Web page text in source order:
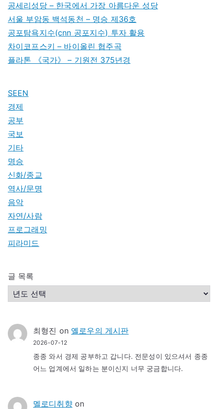
공세리성당 – 한국에서 가장 아름다운 성당
서울 부암동 백석동천 – 명승 제36호
공포탐욕지수(cnn 공포지수) 투자 활용
차이코프스키 – 바이올린 협주곡
플라톤 《국가》 – 기원전 375년경
SEEN
경제
공부
국보
기타
명승
신화/종교
역사/문명
음악
자연/사람
프로그래밍
피라미드
글 목록
최형진 on 옐로우의 게시판
2026-07-12
종종 와서 경제 공부하고 갑니다. 전문성이 있으셔서 종종
어느 업계에서 일하는 분이신지 너무 궁금합니다.
멜로디취향on